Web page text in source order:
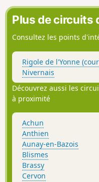
Plus de circuits
Consultez les points
Rigole de l'Yonne
Nivernais
Découvrez aussi les
à proximité
Achun
Anthien
Aunay-en-Bazois
Blismes
Brassy
Cervon